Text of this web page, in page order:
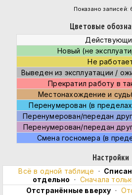
Показано записей:
Цветовые
Новый (не
Не
Выведен из эксплуатации /
Прекратил работу в
Местонахождение и
Перенумерован (в пределах
Перенумерован/передан
Перенумерован/передан
Смена госномера (в
Настройки
Всё в одной таблице ·
отдельно · Сначала
Отстранённые вверху ·